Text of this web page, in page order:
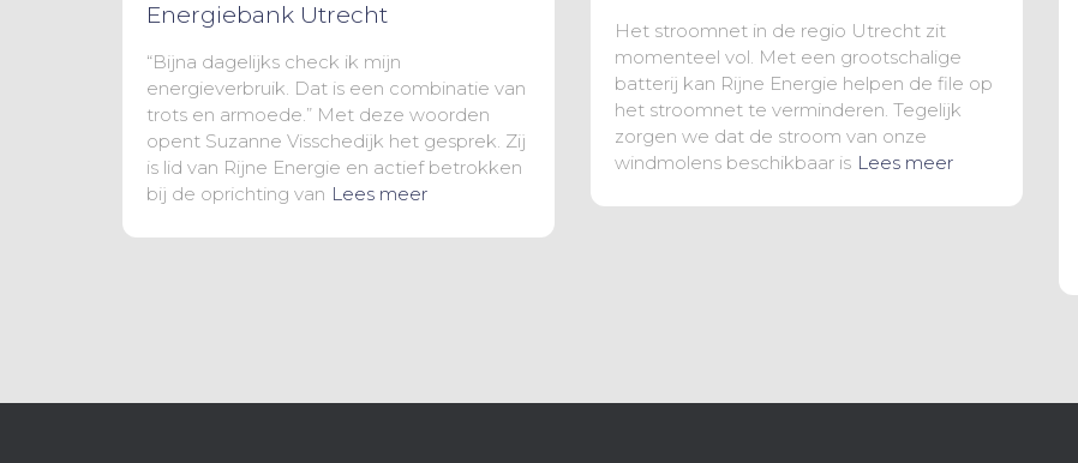
Energiebank Utrecht
“Bijna dagelijks check ik mijn
energieverbruik. Dat is een combinatie van
trots en armoede.” Met deze woorden
opent Suzanne Visschedijk het gesprek. Zij
is lid van Rijne Energie en actief betrokken
bij de oprichting van Lees meer
Het stroomnet in de regio Utrecht zit
momenteel vol. Met een grootschalige
batterij kan Rijne Energie helpen de file op
het stroomnet te verminderen. Tegelijk
zorgen we dat de stroom van onze
windmolens beschikbaar is Lees meer